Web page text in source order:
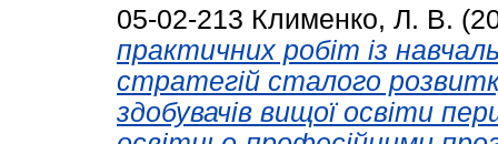
05-02-213 Клименко, Л. В.
практичних робіт із
стратегій сталого
здобувачів вищої освіти